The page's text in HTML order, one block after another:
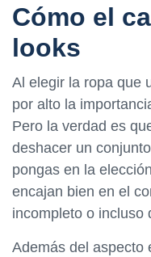
Cómo el
looks
Al elegir la ropa que
por alto la
Pero la verdad es
deshacer un
pongas en la
encajan bien en el
incompleto o incluso
Además del aspecto